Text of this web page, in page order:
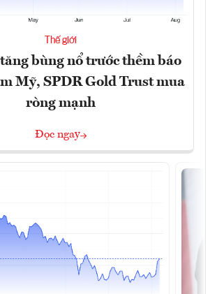
Thế giới
bùng nổ trước thềm báo
Mỹ, SPDR Gold Trust mua
ròng mạnh
Đọc ngay